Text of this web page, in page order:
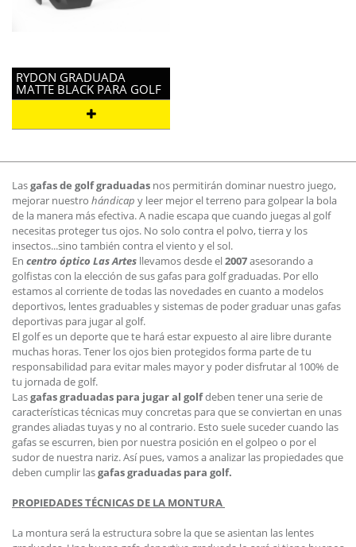
RYDON GRADUADA
MATTE BLACK PARA GOLF
Lasgafas de golf graduadas nos permitirán dominar nuestro juego,
mejorar nuestro hándicap y leer mejor el terreno para golpear la bola
de la manera más efectiva. A nadie escapa que cuando juegas al golf
necesitas proteger tus ojos. No solo contra el polvo, tierra y los
insectos...sino también contra el viento y el sol.
En centro óptico Las Artes llevamos desde el2007asesorando a
golfistas con la elección de sus gafas para golf graduadas. Por ello
estamos al corriente de todas las novedades en cuanto a modelos
deportivos, lentes graduables y sistemas de poder graduar unas gafas
deportivas para jugar al golf.
El golf es un deporte que te hará estar expuesto al aire libre durante
muchas horas. Tener los ojos bien protegidos forma parte de tu
responsabilidad para evitar males mayor y poder disfrutar al 100% de
tu jornada de golf.
Lasgafas graduadas para jugar al golfdeben tener una serie de
características técnicas muy concretas para que se conviertan en unas
grandes aliadas tuyas y no al contrario. Esto suele suceder cuando las
gafas se escurren, bien por nuestra posición en el golpeo o por el
sudor de nuestra nariz. Así pues, vamos a analizar las propiedades que
deben cumplir lasgafas graduadas para golf.
PROPIEDADES TÉCNICAS DE LA MONTURA
La montura será la estructura sobre la que se asientan las lentes